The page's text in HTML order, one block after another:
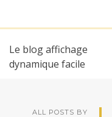
Le blog affichage
dynamique facile
ALL POSTS BY